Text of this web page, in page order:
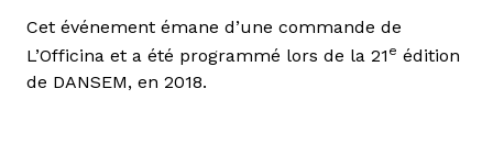
Cet événement émane d’une commande de
L’Officina et a été programmé lors de la 21 e édition
de DANSEM, en 2018.